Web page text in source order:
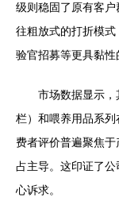
级则稳固了原有客
往粗放式的打折模
验官招募等更具黏性
市场数据显示
栏）和喂养用品系
费者评价普遍聚焦
占主导。这印证了
心诉求。